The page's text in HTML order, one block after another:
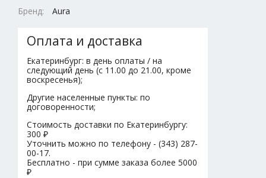
Бренд: Aura
Оплата и доставка
Екатеринбург: в день оплаты / на
следующий день (с 11.00 до 21.00, кроме
воскресенья);
Другие населенные пункты: по
договоренности;
Стоимость доставки по Екатеринбургу:
300 ₽
Уточнить можно по телефону - (343) 287-
00-17.
Бесплатно - при сумме заказа более 5000
₽